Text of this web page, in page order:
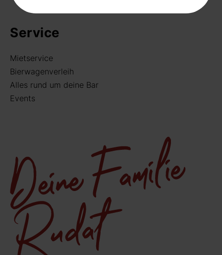
Service
Mietservice
Bierwagenverleih
Alles rund um deine Bar
Events